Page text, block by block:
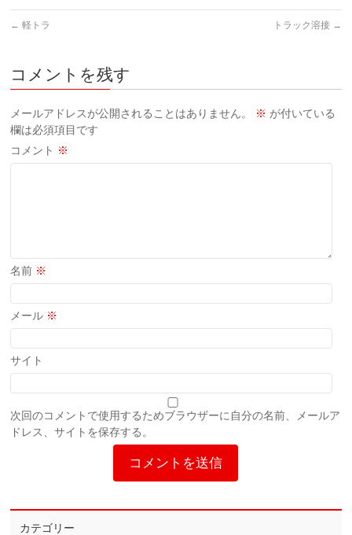
← 軽トラ トラック溶接 →
コメントを残す
メールアドレスが公開されることはありません。 ※ が付いている
欄は必須項目です
コメント ※
名前 ※
メール ※
サイト
次回のコメントで使用するためブラウザーに自分の名前、メールア
ドレス、サイトを保存する。
カテゴリー